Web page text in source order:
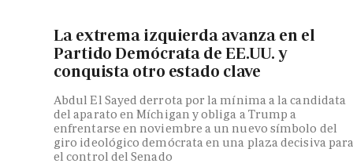
La extrema izquierda avanza en el
Partido Demócrata de EE.UU. y
conquista otro estado clave
Abdul El Sayed derrota por la mínima a la candidata
del aparato en Míchigan y obliga a Trump a
enfrentarse en noviembre a un nuevo símbolo del
giro ideológico demócrata en una plaza decisiva
el control del Senado